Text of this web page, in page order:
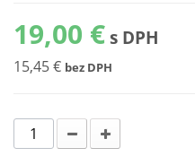
19,00 € s DPH
15,45 € bez DPH